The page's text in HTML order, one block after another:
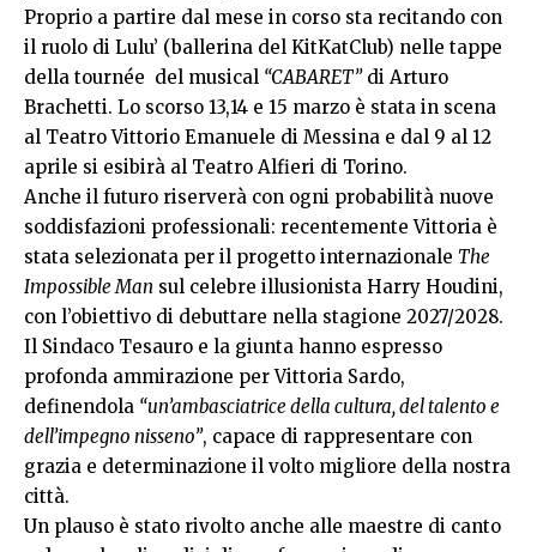
Proprio a partire dal mese in corso sta recitando con
il ruolo di Lulu’ (ballerina del KitKatClub) nelle tappe
della tournée del musical “CABARET”di Arturo
Brachetti. Lo scorso 13,14 e 15 marzo è stata in scena
al Teatro Vittorio Emanuele di Messina e dal 9 al 12
aprile si esibirà al Teatro Alfieri di Torino.
Anche il futuro riserverà con ogni probabilità nuove
soddisfazioni professionali: recentemente Vittoria è
stata selezionata per il progetto internazionale The
Impossible Man sul celebre illusionista Harry Houdini,
con l’obiettivo di debuttare nella stagione 2027/2028.
Il Sindaco Tesauro e la giunta hanno espresso
profonda ammirazione per Vittoria Sardo,
definendola “un’ambasciatrice della cultura, del talento e
dell’impegno nisseno”, capace di rappresentare con
grazia e determinazione il volto migliore della nostra
città.
Un plauso è stato rivolto anche alle maestre di canto